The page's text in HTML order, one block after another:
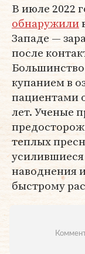
В июле 2022
обнаружили
Западе —
после
Большинство
купанием в
пациентами
лет. Ученые
теплых
усилившиеся
наводнения
быстрому